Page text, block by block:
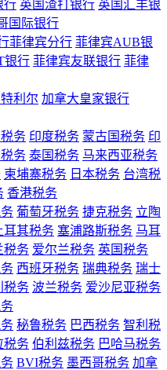
行 英国渣打银行 英国汇丰银
国际银行
菲律宾分行 菲律宾AUB银
银行 菲律宾友联银行 菲律
利尔 加拿大皇家银行
务 印度税务 蒙古国税务 印
务 泰国税务 马来西亚税务
柬埔寨税务 日本税务 台湾税
香港税务
葡萄牙税务 捷克税务 立陶
耳其税务 塞浦路斯税务 马耳
税务 爱尔兰税务 英国税务
西班牙税务 瑞典税务 瑞士
税务 波兰税务 爱沙尼亚税务
秘鲁税务 巴西税务 智利税
税务 伯利兹税务 巴哈马税务
BVI税务 墨西哥税务 加拿